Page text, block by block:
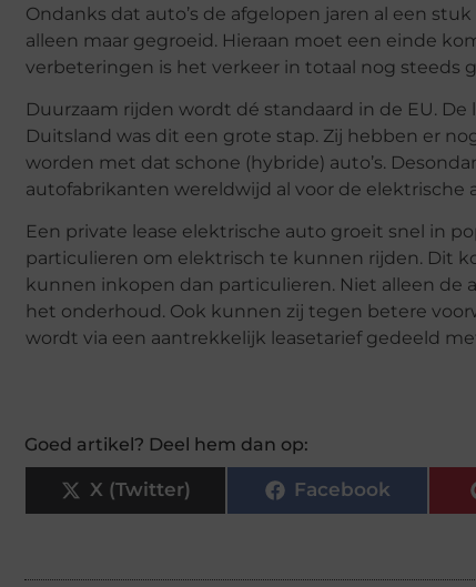
Ondanks dat auto’s de afgelopen jaren al een
alleen maar gegroeid. Hieraan moet een einde
verbeteringen is het verkeer in totaal nog steeds
Duurzaam rijden wordt dé standaard in de EU.
Duitsland was dit een grote stap. Zij hebben er
worden met dat schone (hybride) auto’s.
autofabrikanten wereldwijd al voor de elektrische
Een private lease elektrische auto groeit snel in
particulieren om elektrisch te kunnen rijden. Dit
kunnen inkopen dan particulieren. Niet alleen de
het onderhoud. Ook kunnen zij tegen betere
wordt via een aantrekkelijk leasetarief gedeeld
Goed artikel? Deel hem dan op:
X (Twitter) Facebook